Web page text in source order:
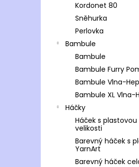
Kordonet 80
Sněhurka
Perlovka
Bambule
Bambule
Bambule Furry
Bambule Vlna-
Bambule XL Vlna-
Háčky
Háček s
velikosti
Barevný háček s
YarnArt
Barevný háček